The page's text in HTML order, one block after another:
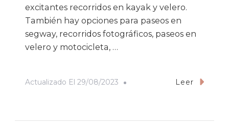
excitantes recorridos en kayak y velero.
También hay opciones para paseos en
segway, recorridos fotográficos, paseos en
velero y motocicleta, …
Actualizado El 29/08/2023 Leer